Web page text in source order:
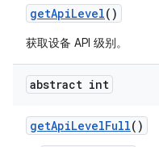
getApiLevel()
获取设备 API 级别。
abstract int
getApiLevelFull()